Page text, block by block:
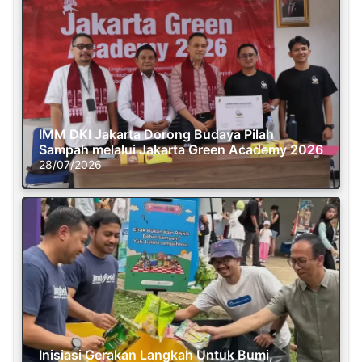
IMM DKI Jakarta Dorong Budaya Pilah
Sampah melalui Jakarta Green Academy 2026
28/07/2026
Inisiasi Gerakan Langkah Untuk Bumi,